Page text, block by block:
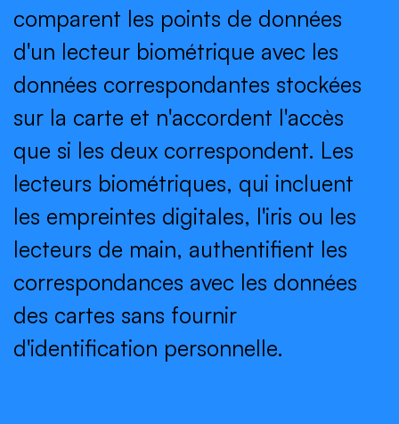
comparent les points de données
d'un lecteur biométrique avec les
données correspondantes stockées
sur la carte et n'accordent l'accès
que si les deux correspondent. Les
lecteurs biométriques, qui incluent
les empreintes digitales, l'iris ou les
lecteurs de main, authentifient les
correspondances avec les données
des cartes sans fournir
d'identification personnelle.